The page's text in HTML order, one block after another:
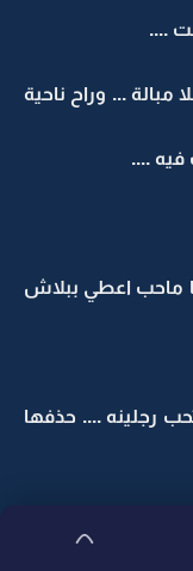
....
مبالة ... وراح ناحية
فيه ....
ماحب اعطي ببلاش
رجلينه .... حذفها
له ...